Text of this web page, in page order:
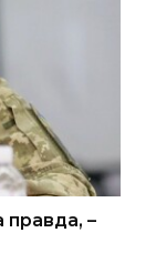
правда, –